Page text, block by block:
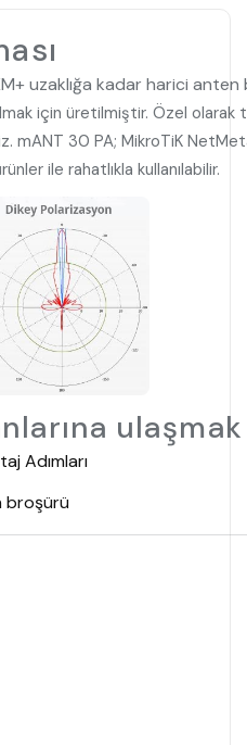
uzaklığa kadar harici
için üretilmiştir. Özel olarak
mANT 30 PA; MikroTiK
ile rahatlıkla kullanılabilir.
ulaşmak
Adımları
broşürü